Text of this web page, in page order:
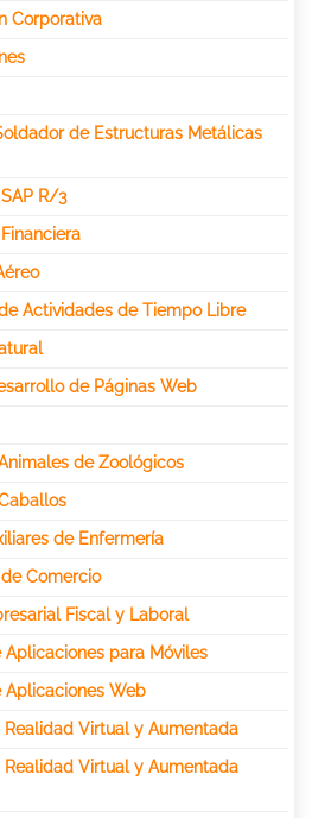
Corporativa
de Estructuras Metálicas
R/3
Actividades de Tiempo Libre
de Páginas Web
de Zoológicos
de Enfermería
Comercio
Fiscal y Laboral
para Móviles
Aplicaciones Web
Virtual y Aumentada
Virtual y Aumentada